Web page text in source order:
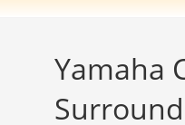
Yamaha
Surround